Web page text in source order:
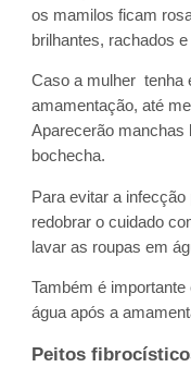
os mamilos ficam
brilhantes, rachados
Caso a mulher tenha
amamentação, até
Aparecerão manchas
bochecha.
Para evitar a
redobrar o cuidado
lavar as roupas em
Também é
água após a
Peitos